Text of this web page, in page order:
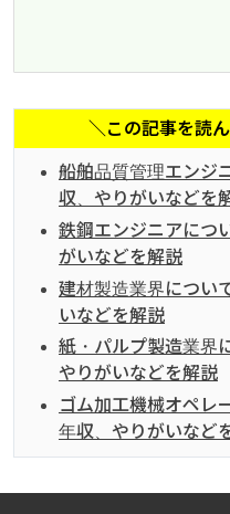
＼この記事を読
船舶品質管理エンジ
収、やりがいなどを
鉄鋼エンジニアにつ
がいなどを解説
建材製造業界につい
いなどを解説
紙・パルプ製造業界
やりがいなどを解説
ゴム加工機械オペレ
年収、やりがいなど